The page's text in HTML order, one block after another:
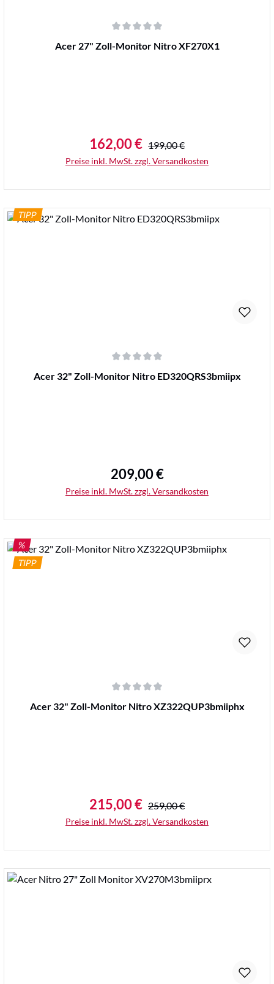
Durchschnittliche Bewertung von 0 von 5 Sternen
Acer 27" Zoll-Monitor Nitro XF270X1
Verkaufspreis:
162,00 € Regulärer Preis:
199,00 €
Preise inkl. MwSt. zzgl. Versandkosten
TIPP
Durchschnittliche Bewertung von 0 von 5 Sternen
Acer 32" Zoll-Monitor Nitro ED320QRS3bmiipx
Regulärer Preis:
209,00 €
Preise inkl. MwSt. zzgl. Versandkosten
RABATT
%
TIPP
Durchschnittliche Bewertung von 0 von 5 Sternen
Acer 32" Zoll-Monitor Nitro XZ322QUP3bmiiphx
Verkaufspreis:
215,00 € Regulärer Preis:
259,00 €
Preise inkl. MwSt. zzgl. Versandkosten